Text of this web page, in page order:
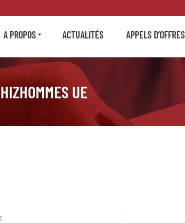
A PROPOS ACTUALITÉS APPELS D’OFFRES
UE